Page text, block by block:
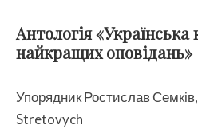
Антологія «Українська
найкращих оповідань»
Упорядник Ростислав
Stretovych